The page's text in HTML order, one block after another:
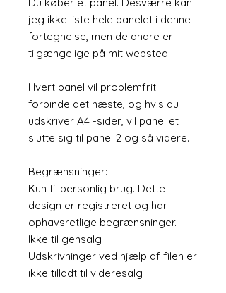
jeg ikke liste hele panelet i denne
fortegnelse, men de andre er
tilgængelige på mit websted.
Hvert panel vil problemfrit
forbinde det næste, og hvis du
udskriver A4 -sider, vil panel et
slutte sig til panel 2 og så videre.
Begrænsninger:
Kun til personlig brug. Dette
design er registreret og har
ophavsretlige begrænsninger.
Ikke til gensalg
Udskrivninger ved hjælp af filen er
ikke tilladt til videresalg